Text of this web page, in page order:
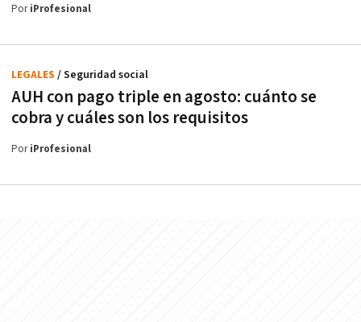
PoriProfesional
AUH con pago triple en agosto: cuánto se
cobra y cuáles son los requisitos
LEGALES / Seguridad social
PoriProfesional